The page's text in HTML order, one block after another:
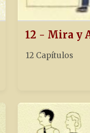
12 - Mira y
12 Capítulos